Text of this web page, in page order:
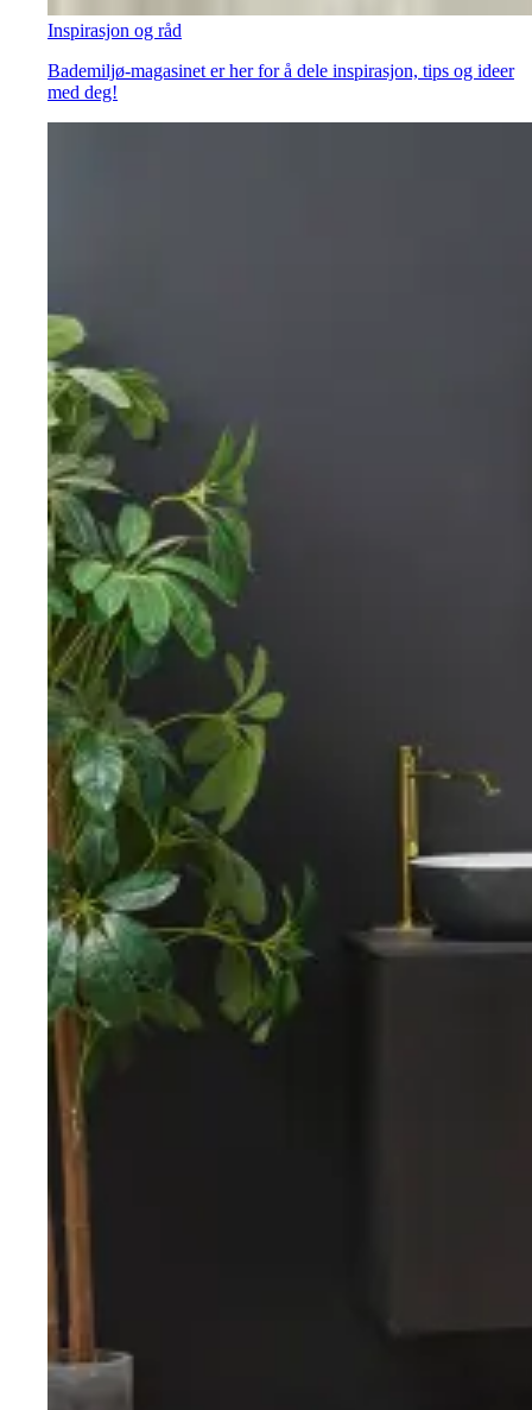
Inspirasjon og råd
Bademiljø-magasinet er her for å dele inspirasjon, tips og ideer
med deg!